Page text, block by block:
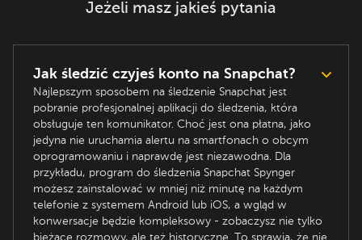
Jeżeli masz jakieś pytania
Jak śledzić czyjeś konto na Snapchat?
Najlepszym sposobem na śledzenie Snapchat jest
pobranie profesjonalnej aplikacji do śledzenia, która
obsługuje ten komunikator. Choć jest ona płatna, jako
jedyna nie uruchamia alertu na smartfonach o obcym
oprogramowaniu i naprawdę jest niezawodna. Dla
przykładu, program do śledzenia Snapchat Spynger
możesz zainstalować w mniej niż minutę na każdym
telefonie z systemem Android lub iOS, a wgląd w
konwersacje będzie kompleksowy - zobaczysz nie tylko
bieżące rozmowy, ale też historyczne. To sprawia, że nie